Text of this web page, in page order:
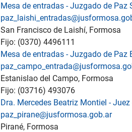
Mesa de entradas - Juzgado de Paz
San Francisco de Laishí, Formosa
Fijo: (0370) 4496111
Mesa de entradas - Juzgado de Paz
Estanislao del Campo, Formosa
Fijo: (03716) 493076
Dra. Mercedes Beatriz Montiel -
paz_pirane@jusformosa.gob.ar
Pirané, Formosa